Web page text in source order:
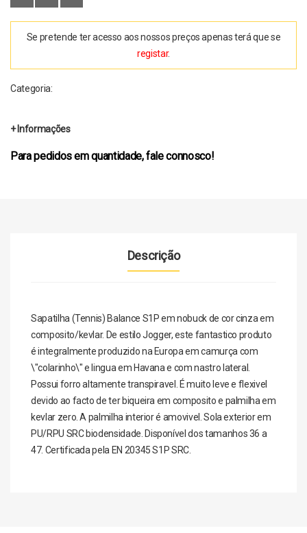
Se pretende ter acesso aos nossos preços apenas terá que se
registar.
Categoria:
+ Informações
Para pedidos em quantidade, fale connosco!
Descrição
Sapatilha (Tennis) Balance S1P em nobuck de cor cinza em
composito/kevlar. De estilo Jogger, este fantastico produto
é integralmente produzido na Europa em camurça com
\"colarinho\" e lingua em Havana e com nastro lateral.
Possui forro altamente transpiravel. É muito leve e flexivel
devido ao facto de ter biqueira em composito e palmilha em
kevlar zero. A palmilha interior é amovivel. Sola exterior em
PU/RPU SRC biodensidade. Disponível dos tamanhos 36 a
47. Certificada pela EN 20345 S1P SRC.